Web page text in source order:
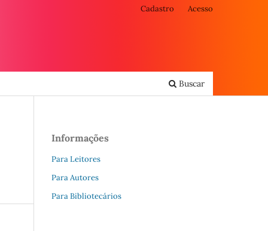
Buscar
Cadastro Acesso
Informações
Para Leitores
Para Autores
Para Bibliotecários